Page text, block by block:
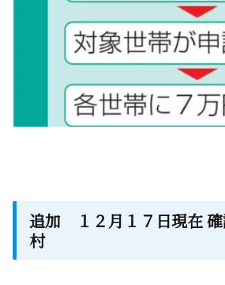
追加 １２月１７日現在
村